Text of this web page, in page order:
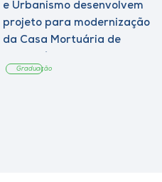
e Urbanismo desenvolvem
projeto para modernização
da Casa Mortuária de
Graduação